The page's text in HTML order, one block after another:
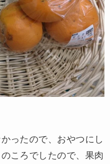
ったので、おやつにし
ころでしたので、果肉